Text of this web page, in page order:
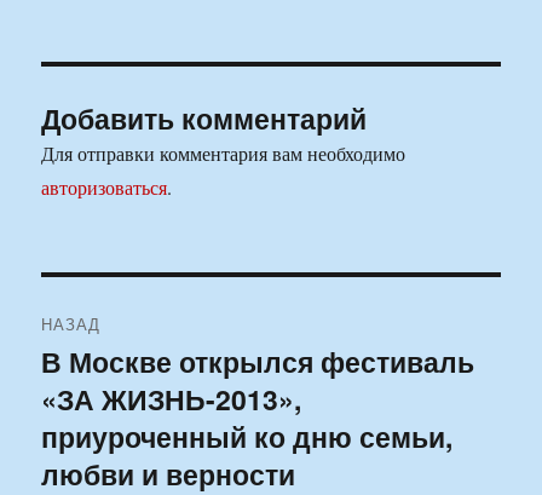
Добавить комментарий
Для отправки комментария вам необходимо
авторизоваться.
по
записям
НАЗАД
Предыдущая
запись:
В Москве открылся фестиваль
«ЗА ЖИЗНЬ-2013»,
приуроченный ко дню семьи,
любви и верности